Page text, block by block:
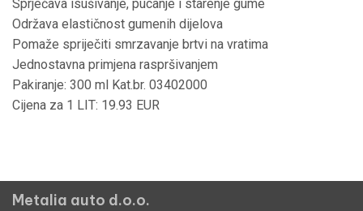
Sprječava isušivanje, pucanje i starenje gume
Održava elastičnost gumenih dijelova
Pomaže spriječiti smrzavanje brtvi na vratima
Jednostavna primjena raspršivanjem
Pakiranje: 300 ml Kat.br. 03402000
Cijena za 1 LIT: 19.93 EUR
Metalia auto d.o.o.